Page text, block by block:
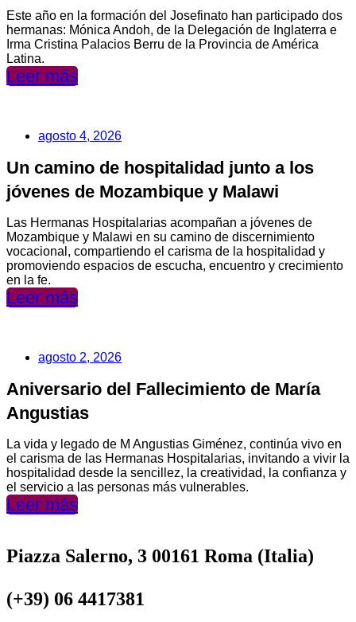
Este año en la formación del Josefinato han participado dos
hermanas: Mónica Andoh, de la Delegación de Inglaterra e
Irma Cristina Palacios Berru de la Provincia de América
Latina.
Leer más
agosto 4, 2026
Un camino de hospitalidad junto a los
jóvenes de Mozambique y Malawi
Las Hermanas Hospitalarias acompañan a jóvenes de
Mozambique y Malawi en su camino de discernimiento
vocacional, compartiendo el carisma de la hospitalidad y
promoviendo espacios de escucha, encuentro y crecimiento
en la fe.
Leer más
agosto 2, 2026
Aniversario del Fallecimiento de María
Angustias
La vida y legado de M Angustias Giménez, continúa vivo en
el carisma de las Hermanas Hospitalarias, invitando a vivir la
hospitalidad desde la sencillez, la creatividad, la confianza y
el servicio a las personas más vulnerables.
Leer más
Piazza Salerno, 3 00161 Roma (Italia)
(+39) 06 4417381